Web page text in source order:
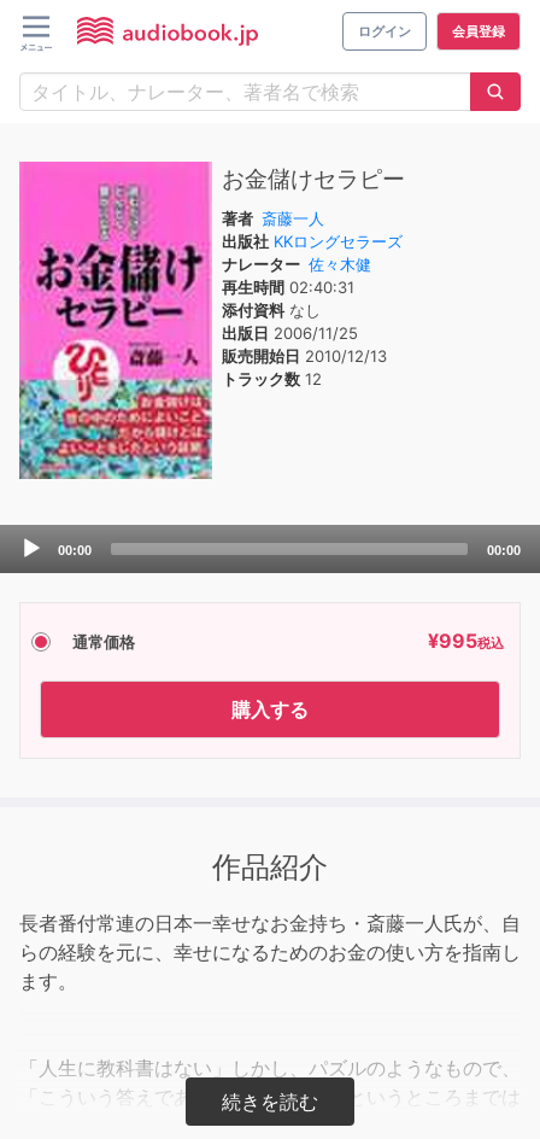
ログイン 会員登録
お金儲けセラピー
著者 斎藤一人
出版社 KKロングセラーズ
ナレーター 佐々木健
再生時間 02:40:31
添付資料なし
出版日 2006/11/25
販売開始日 2010/12/13
トラック数 12
Audio
Player
00:00 00:00
通常価格 ¥995税込
購入する
作品紹介
長者番付常連の日本一幸せなお金持ち・斎藤一人氏が、自
らの経験を元に、幸せになるためのお金の使い方を指南し
ます。
「人生に教科書はない」しかし、パズルのようなもので、
「こういう答えであってると思うよ」というところまでは
勉強する事ができる、と稀代の成功者、斎藤一人さんは語